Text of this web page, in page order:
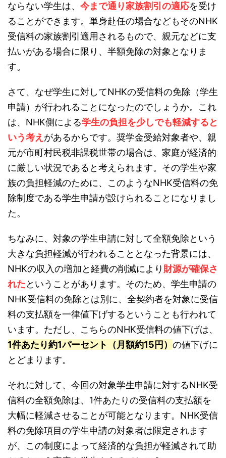
ならない学生は、 今まで通り家族割引の適応を受け
ることができます。単身赴任の場合などもそのNHK
受信料の家族割引適用されるもので、親元などに支
払いがある場合に限り、半額免除の対象となりま
す。
さて、なぜ学生に対してNHKの受信料の免除（学生
申請）が行われることになったのでしょうか。これ
は、NHK側による学生の負担を少しでも軽減すると
いう考え があるからです。奨学金受給対象者や、親
元が市町村民税非課税世帯の場合は、家庭が経済的
に厳しい状況であると考えられます。その学生や家
族の負担軽減のために、このようなNHK受信料の免
除制度である学生申請が設けられることになりまし
た。
ちなみに、対象の学生申請に対して全額免除という
大きな負担軽減が行われることとなった背景には、
NHKの収入の増加と経費の削減により 財源が確保さ
れたということがあります。そのため、学生申請の
NHK受信料の免除とは別に、全契約者を対象に受信
料の支払額を一律値下げするということも行われて
います。ただし、こちらのNHK受信料の値下げは、
1件あたり約1パーセント（月額約15円） の値下げに
とどまります。
それに対して、今回の対象学生申請に対するNHK受
信料の全額免除は、1件あたりの受信料の支払額を
大幅に軽減させることが可能となります。NHK受信
料の免除項目の学生申請の対象者は限定されます
が、この制度によって経済的な負担が軽減されて助